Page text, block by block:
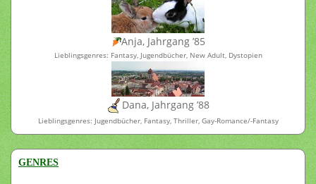
Anja, Jahrgang ’85
Lieblingsgenres: Fantasy, Jugendbücher, New Adult, Dystopien
Dana, Jahrgang ’88
Lieblingsgenres: Jugendbücher, Fantasy, Thriller, Gay-Romance/-Fantasy
GENRES